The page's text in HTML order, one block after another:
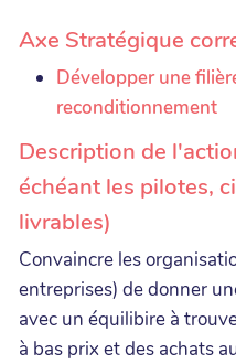
Axe Stratégique
Développer une
reconditionnement
Description de
échéant les pilotes,
livrables)
Convaincre les
entreprises) de donner
avec un équilibire à
à bas prix et des achats